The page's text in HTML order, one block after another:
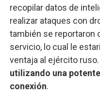
recopilar datos de
realizar ataques con
también se reportaron
servicio, lo cual le
ventaja al ejército ruso.
utilizando una
conexión.